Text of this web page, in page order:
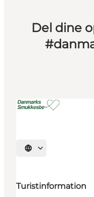
Del dine
Vælg sprog
Turistinformation